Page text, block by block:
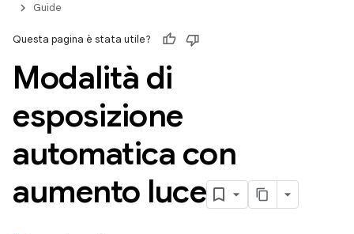
Guide
Questa pagina è stata utile?
Modalità di
esposizione
automatica con
aumento luce